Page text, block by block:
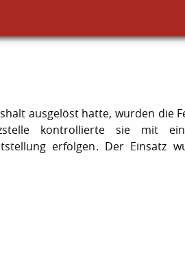
ausgelöst hatte, wurden die
kontrollierte sie mit
erfolgen. Der Einsatz